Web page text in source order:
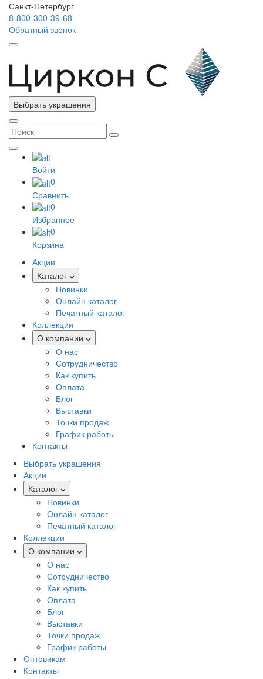
Санкт-Петербург
8-800-300-39-68
Обратный звонок
Выбрать украшения
Войти
0
Сравнить
0
Избранное
0
Корзина
Акции
Каталог
Новинки
Онлайн каталог
Печатный каталог
Коллекции
О компании
О нас
Сотрудничество
Как купить
Оплата
Блог
Выставки
Точки продаж
График работы
Контакты
Выбрать украшения
Акции
Каталог
Новинки
Онлайн каталог
Печатный каталог
Коллекции
О компании
О нас
Сотрудничество
Как купить
Оплата
Блог
Выставки
Точки продаж
График работы
Оптовикам
Контакты